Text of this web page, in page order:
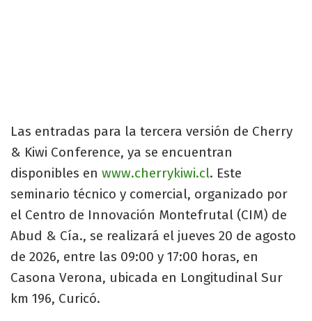
Las entradas para la tercera versión de Cherry
& Kiwi Conference, ya se encuentran
disponibles en www.cherrykiwi.cl. Este
seminario técnico y comercial, organizado por
el Centro de Innovación Montefrutal (CIM) de
Abud & Cía., se realizará el jueves 20 de agosto
de 2026, entre las 09:00 y 17:00 horas, en
Casona Verona, ubicada en Longitudinal Sur
km 196, Curicó.